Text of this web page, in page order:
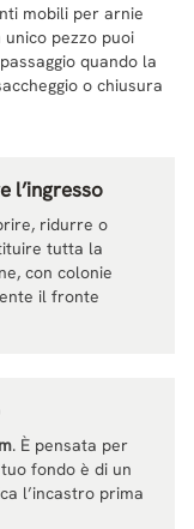
mobili per arnie
unico pezzo puoi
quando la
o chiusura
l’ingresso
ridurre o
tutta la
con colonie
il fronte
. È pensata per
fondo è di un
l’incastro prima